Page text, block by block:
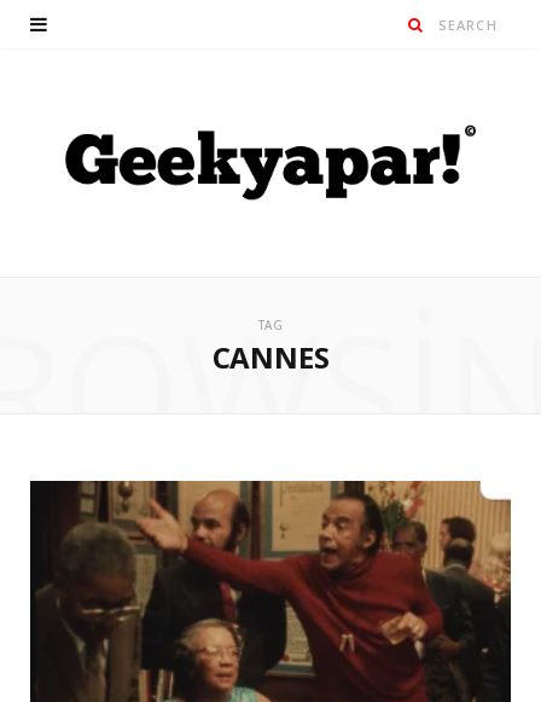
TAG
CANNES